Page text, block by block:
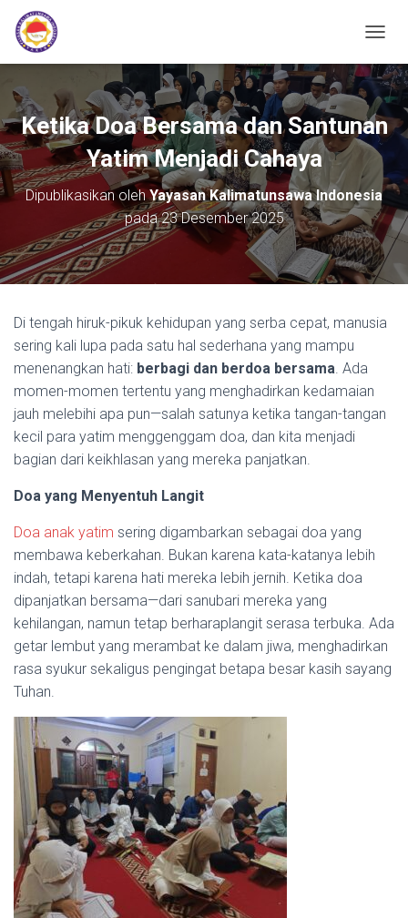
Ketika Doa Bersama dan Santunan
Yatim Menjadi Cahaya
Dipublikasikan olehYayasan Kalimatunsawa Indonesia
pada23 Desember 2025
Di tengah hiruk-pikuk kehidupan yang serba cepat, manusia
sering kali lupa pada satu hal sederhana yang mampu
menenangkan hati: berbagi dan berdoa bersama. Ada
momen-momen tertentu yang menghadirkan kedamaian
jauh melebihi apa pun—salah satunya ketika tangan-tangan
kecil para yatim menggenggam doa, dan kita menjadi
bagian dari keikhlasan yang mereka panjatkan.
Doa yang Menyentuh Langit
Doa anak yatim sering digambarkan sebagai doa yang
membawa keberkahan. Bukan karena kata-katanya lebih
indah, tetapi karena hati mereka lebih jernih. Ketika doa
dipanjatkan bersama—dari sanubari mereka yang
kehilangan, namun tetap berharaplangit serasa terbuka. Ada
getar lembut yang merambat ke dalam jiwa, menghadirkan
rasa syukur sekaligus pengingat betapa besar kasih sayang
Tuhan.